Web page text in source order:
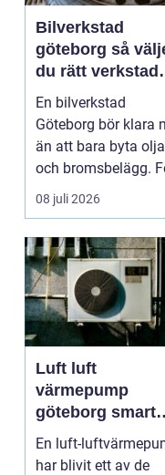
Bilverkstad
göteborg så väljer
du rätt verkstad
för din bil
En bilverkstad
Göteborg bör klara
än att bara byta olja
och bromsbelägg.
många bilägare i oc...
08 juli 2026
Luft luft
värmepump
göteborg smart
värme för
kustklimat
En luft-
har blivit ett av de